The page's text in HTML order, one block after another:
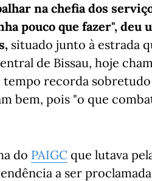
na chefia dos
pouco que fazer", deu
situado junto à estrada
de Bissau, hoje
tempo recorda
bem, pois "o que
do PAIGC que lutava
a ser